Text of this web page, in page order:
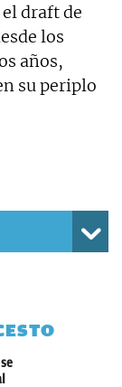
draft de
los
años,
su periplo